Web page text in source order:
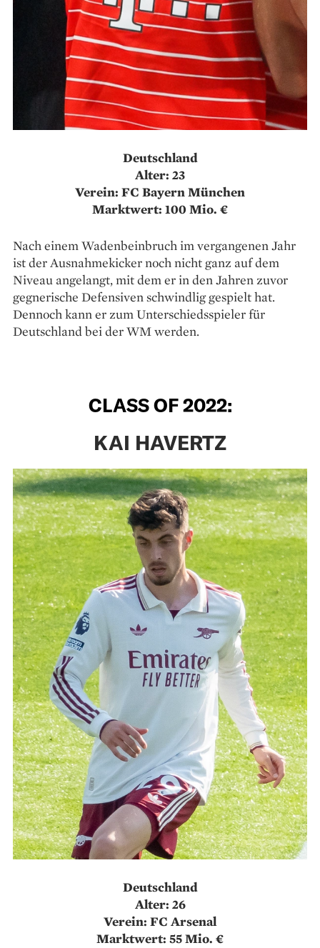
Deutschland
Alter: 23
Verein: FC Bayern München
Marktwert: 100 Mio. €
Nach einem Wadenbeinbruch im vergangenen Jahr
ist der Ausnahmekicker noch nicht ganz auf dem
Niveau angelangt, mit dem er in den Jahren zuvor
gegnerische Defensiven schwindlig gespielt hat.
Dennoch kann er zum Unterschiedsspieler für
Deutschland bei der WM werden.
CLASS OF 2022:
KAI HAVERTZ
Deutschland
Alter: 26
Verein: FC Arsenal
Marktwert: 55 Mio. €